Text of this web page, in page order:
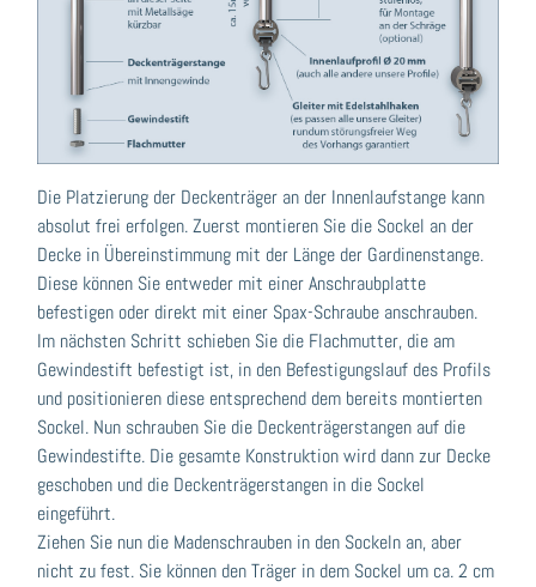
Die Platzierung der Deckenträger an der Innenlaufstange kann
absolut frei erfolgen. Zuerst montieren Sie die Sockel an der
Decke in Übereinstimmung mit der Länge der Gardinenstange.
Diese können Sie entweder mit einer Anschraubplatte
befestigen oder direkt mit einer Spax-Schraube anschrauben.
Im nächsten Schritt schieben Sie die Flachmutter, die am
Gewindestift befestigt ist, in den Befestigungslauf des Profils
und positionieren diese entsprechend dem bereits montierten
Sockel. Nun schrauben Sie die Deckenträgerstangen auf die
Gewindestifte. Die gesamte Konstruktion wird dann zur Decke
geschoben und die Deckenträgerstangen in die Sockel
eingeführt.
Ziehen Sie nun die Madenschrauben in den Sockeln an, aber
nicht zu fest. Sie können den Träger in dem Sockel um ca. 2 cm